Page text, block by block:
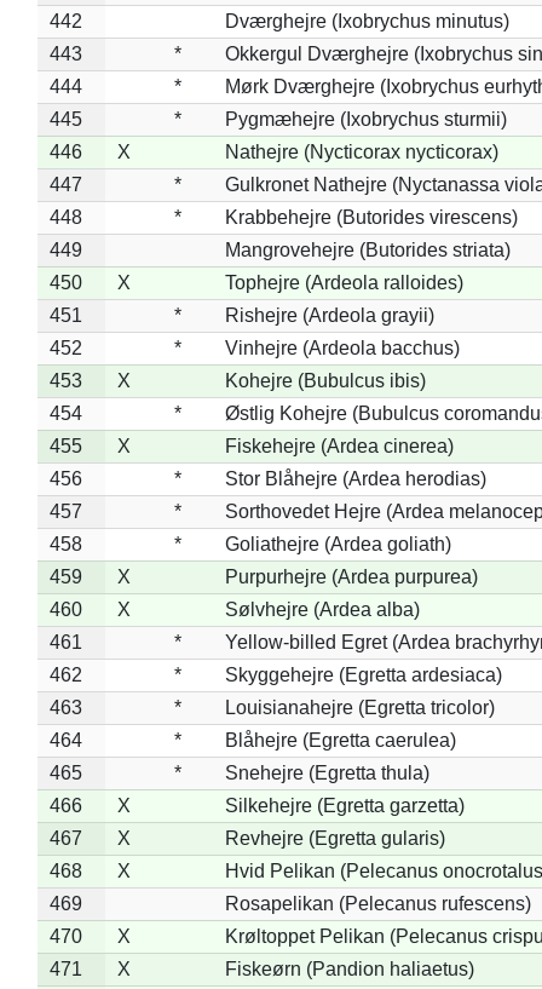
442
Dværghejre (Ixobrychus minutus)
443
*
Okkergul Dværghejre (Ixobrychus
444
*
Mørk Dværghejre (Ixobrychus
445
*
Pygmæhejre (Ixobrychus sturmii)
446
X
Nathejre (Nycticorax nycticorax)
447
*
Gulkronet Nathejre (Nyctanassa
448
*
Krabbehejre (Butorides virescens)
449
Mangrovehejre (Butorides striata)
450
X
Tophejre (Ardeola ralloides)
451
*
Rishejre (Ardeola grayii)
452
*
Vinhejre (Ardeola bacchus)
453
X
Kohejre (Bubulcus ibis)
454
*
Østlig Kohejre (Bubulcus
455
X
Fiskehejre (Ardea cinerea)
456
*
Stor Blåhejre (Ardea herodias)
457
*
Sorthovedet Hejre (Ardea
458
*
Goliathejre (Ardea goliath)
459
X
Purpurhejre (Ardea purpurea)
460
X
Sølvhejre (Ardea alba)
461
*
Yellow-billed Egret (Ardea
462
*
Skyggehejre (Egretta ardesiaca)
463
*
Louisianahejre (Egretta tricolor)
464
*
Blåhejre (Egretta caerulea)
465
*
Snehejre (Egretta thula)
466
X
Silkehejre (Egretta garzetta)
467
X
Revhejre (Egretta gularis)
468
X
Hvid Pelikan (Pelecanus
469
Rosapelikan (Pelecanus rufescens)
470
X
Krøltoppet Pelikan (Pelecanus
471
X
Fiskeørn (Pandion haliaetus)